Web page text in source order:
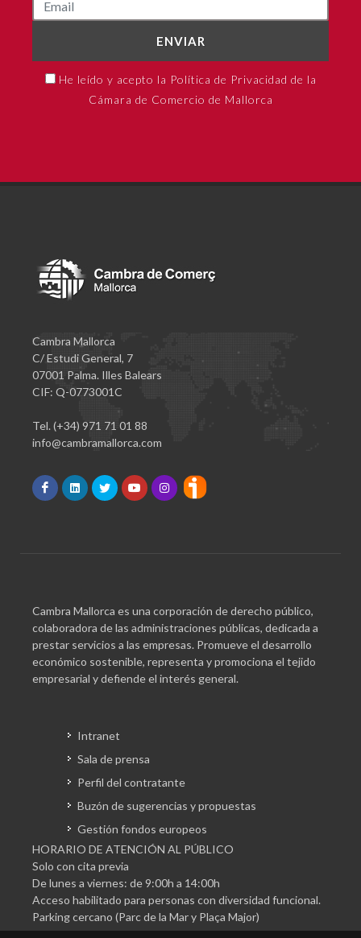
ENVIAR
He leído y acepto la Política de Privacidad de la
Cámara de Comercio de Mallorca
Cambra Mallorca
C/ Estudi General, 7
07001 Palma. Illes Balears
CIF: Q-0773001C
Tel. (+34) 971 71 01 88
info@cambramallorca.com
Cambra Mallorca es una corporación de derecho público,
colaboradora de las administraciones públicas, dedicada a
prestar servicios a las empresas. Promueve el desarrollo
económico sostenible, representa y promociona el tejido
empresarial y defiende el interés general.
Intranet
Sala de prensa
Perfil del contratante
Buzón de sugerencias y propuestas
Gestión fondos europeos
HORARIO DE ATENCIÓN AL PÚBLICO
Solo con cita previa
De lunes a viernes: de 9:00h a 14:00h
Acceso habilitado para personas con diversidad funcional.
Parking cercano (Parc de la Mar y Plaça Major)